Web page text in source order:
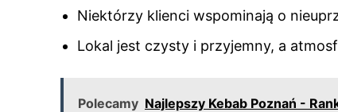
Niektórzy klienci wspominają o
Lokal jest czysty i przyjemny, a
Polecamy Najlepszy Kebab Poznań -